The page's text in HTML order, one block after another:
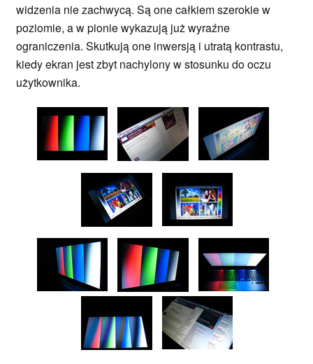
widzenia nie zachwycą. Są one całkiem szerokie w
poziomie, a w pionie wykazują już wyraźne
ograniczenia. Skutkują one inwersją i utratą kontrastu,
kiedy ekran jest zbyt nachylony w stosunku do oczu
użytkownika.